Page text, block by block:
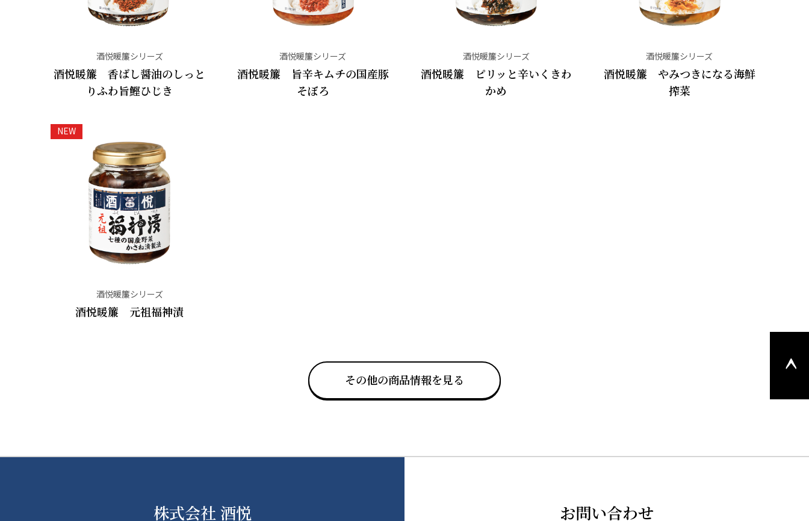
酒悦暖簾シリーズ
酒悦暖簾 香ばし醤油のしっと
りふわ旨鰹ひじき
酒悦暖簾シリーズ
酒悦暖簾 旨辛キムチの国産豚
そぼろ
酒悦暖簾シリーズ
酒悦暖簾 ピリッと辛いくきわ
かめ
酒悦暖簾シリーズ
酒悦暖簾 やみつきになる海鮮
搾菜
酒悦暖簾シリーズ
酒悦暖簾 元祖福神漬
NEW
その他の商品情報を見る
ージの
上部へ
株式会社 酒悦 お問い合わせ